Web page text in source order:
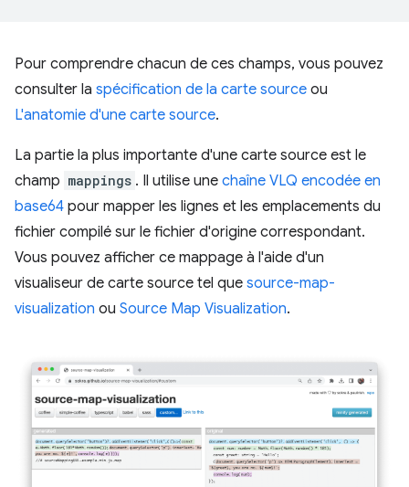
Pour comprendre chacun de ces champs, vous pouvez
consulter la spécification de la carte source ou
L'anatomie d'une carte source.
La partie la plus importante d'une carte source est le
champ mappings . Il utilise une chaîne VLQ encodée en
base64 pour mapper les lignes et les emplacements du
fichier compilé sur le fichier d'origine correspondant.
Vous pouvez afficher ce mappage à l'aide d'un
visualiseur de carte source tel que source-map-
visualization ou Source Map Visualization.